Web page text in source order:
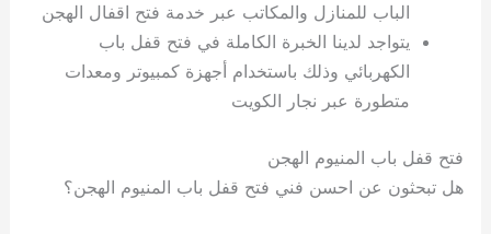
الباب للمنازل والمكاتب عبر خدمة فتح اقفال الهجن
يتواجد لدينا الخبرة الكاملة في فتح قفل باب
الكهربائي وذلك باستخدام أجهزة كمبيوتر ومعدات
متطورة عبر نجار الكويت
فتح قفل باب المنيوم الهجن
هل تبحثون عن احسن فني فتح قفل باب المنيوم الهجن؟